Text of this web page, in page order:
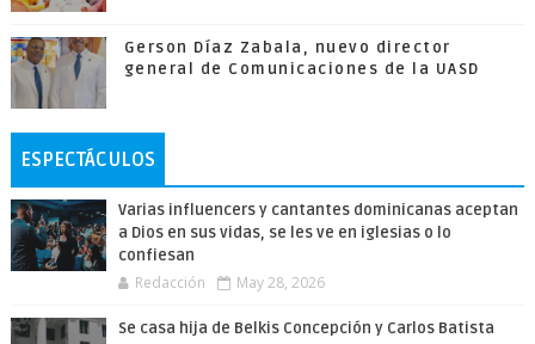
Gerson Díaz Zabala, nuevo director
general de Comunicaciones de la UASD
ESPECTÁCULOS
Varias influencers y cantantes dominicanas aceptan
a Dios en sus vidas, se les ve en iglesias o lo
confiesan
Redacción May 28, 2026
Se casa hija de Belkis Concepción y Carlos Batista